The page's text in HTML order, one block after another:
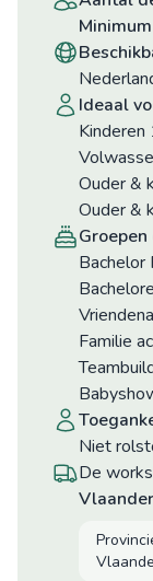
ideaal
Ouder &
Ouder &
Familie
niet
De